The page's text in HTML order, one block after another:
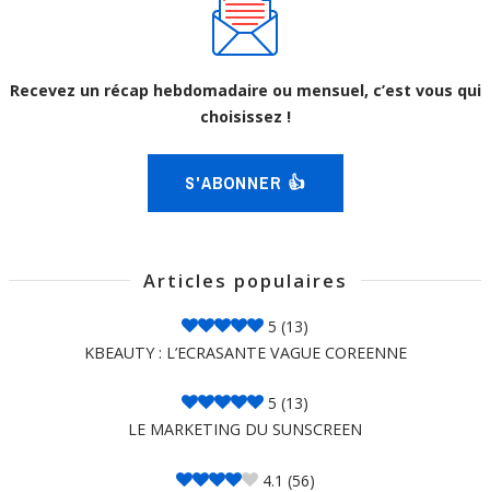
Recevez un récap hebdomadaire ou mensuel, c’est vous qui
choisissez !
S'ABONNER 👍
Articles populaires
5 (13)
KBEAUTY : L’ECRASANTE VAGUE COREENNE
5 (13)
LE MARKETING DU SUNSCREEN
4.1 (56)